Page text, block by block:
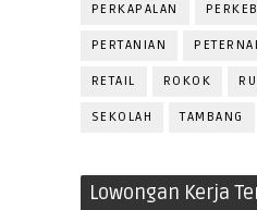
PERKAPALAN
PERTANIAN
RETAIL ROKOK
SEKOLAH TAMBANG
Lowongan Kerja